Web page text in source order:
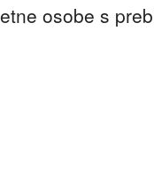
osobe s